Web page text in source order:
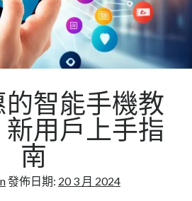
配件 更換提醒服務
咩分別?
in Educational Facilities and
智能手機教
用戶上手指
南
發佈日期: 20 3 月 2024